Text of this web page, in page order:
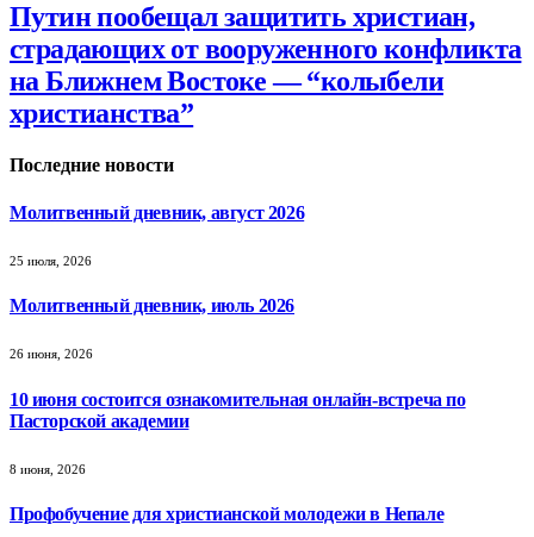
Путин пообещал защитить христиан,
страдающих от вооруженного конфликта
на Ближнем Востоке — “колыбели
христианства”
Последние новости
Молитвенный дневник, август 2026
25 июля, 2026
Молитвенный дневник, июль 2026
26 июня, 2026
10 июня состоится ознакомительная онлайн-встреча по
Пасторской академии
8 июня, 2026
Профобучение для христианской молодежи в Непале